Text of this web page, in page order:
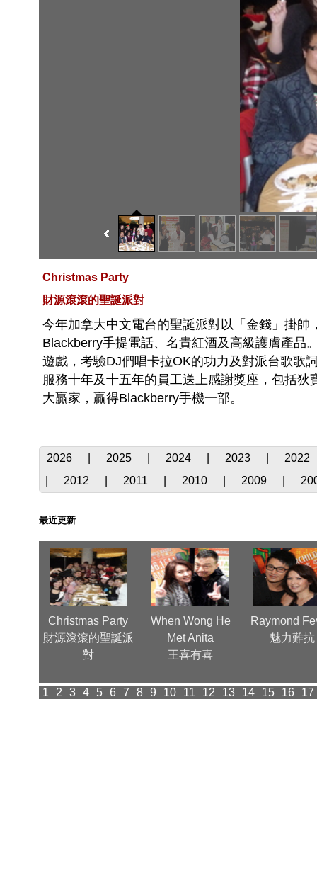
Christmas Party
財源滾滾的聖誕派對
今年加拿大中文電台的聖誕派對以「金錢」掛
Blackberry手提電話、名貴紅酒及高級護膚產品
遊戲，考驗DJ們唱卡拉OK的功力及對派台歌歌
服務十年及十五年的員工送上感謝獎座，包括
大贏家，贏得Blackberry手機一部。
2026 2025 2024 2023
2022
2012 2011 2010 2009
最近更新
Christmas Party
財源滾滾的聖誕派
對
When Wong He
Met Anita
王喜有喜
Raymond
魅力難抗
1 2 3 4 5 6 7 8 9 10 11 12 13 14 15 16 17